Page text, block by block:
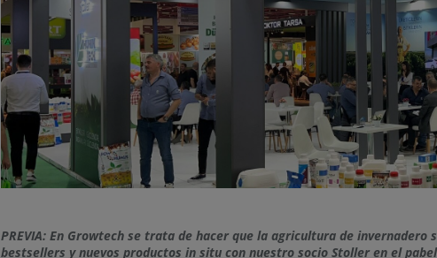
PREVIA: En Growtech se trata de hacer que la agricultura de
bestsellers y nuevos productos in situ con nuestro socio Stoller en el